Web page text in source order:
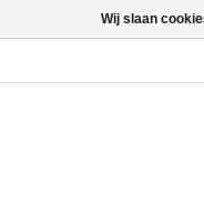
Wij slaan